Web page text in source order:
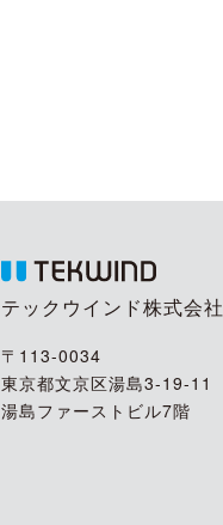
テックウインド株式会社
〒113-0034
東京都文京区湯島3-19-11
湯島ファーストビル7階